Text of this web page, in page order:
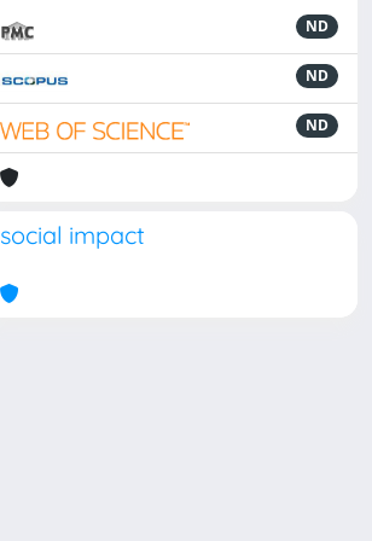
ND
ND
ND
social impact